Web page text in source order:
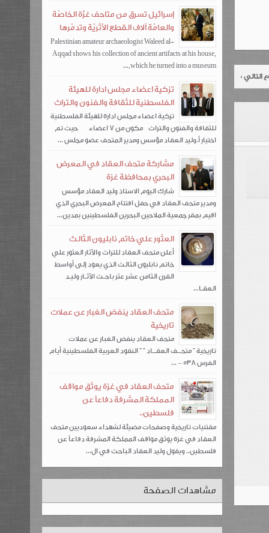
التالي ›
إسرائيل تسرق من متاحف غزّة الخاصّة
والعامّة آلاف القطع الأثريّة وتدمّرها
Palestinian amateur archaeologist Waleed al-
Aqqad shows his collection of ancient artifacts at his house,
which he turned into a museum,...
تزكية اعضاء مجلس ادارة للهيئة
الفلسطنية للثقافة والفنون والتراث
تزكية اعضاء مجلس ادارة للهيئة الفلسطنية
للثقافة والفنون والتراث مكون من 7 اعضاء حيث تم
اختيار أ.وليد العقاد مؤسس ومدير المتحف عضو مجلس ...
مشاركة متحف العقاد في المعرض
البحري بمحافظة غزة
شارك اليوم الاستاذ وليد العقاد مؤسس
ومدير متحف العقاد في حفل افتتاح المعرض البحري الذي
اقيم بمقر جمعية الملاحين البحرين الفلسطينين بمدين...
العثور علي خاتم نابليون الثالث
أعلن متحف العقاد للتراث والآثار العثور علي
خاتم نابليون الثالث الذي يعود إلى أواسط
القرن الثامن عشر عثر باحـث الآثـار وليـد
العقـا...
متحف العقاد ينفض الغبار عن عملات
تاريخية
متحف العقاد ينفض الغبار عن عملات
تاريخية " متحــف العقــاد " " النقود العربية الفلسطينية أيام
الفرس 538 – ...
متحف العقاد في غزة يوثق مواقف
المملكة المشرفة دفاعاً عن
فلسطين..
مقتنيات تاريخية وصفحات مضيئة لشهداء سعوديين متحف
العقاد في غزة يوثق مواقف المملكة المشرفة دفاعاً عن
فلسطين.. ويقول وليد العقاد الباحث في ال...
مشاهدات الصفحة